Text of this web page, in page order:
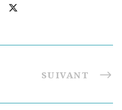
SUIVANT